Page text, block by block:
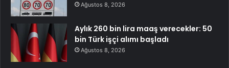
Ağustos 8, 2026
Aylık 260 bin lira maaş verecekler: 50
bin Türk işçi alımı başladı
Ağustos 8, 2026